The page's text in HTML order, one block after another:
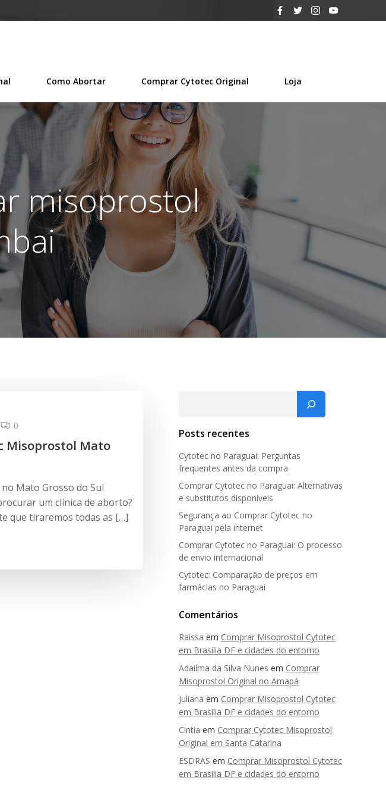
Como Abortar Comprar Cytotec Original Loja
misoprostol
0
Misoprostol Mato
Mato Grosso do Sul
um clinica de aborto?
que tiraremos todas as […]
Posts recentes
Cytotec no Paraguai: Perguntas
frequentes antes da compra
Comprar Cytotec no Paraguai: Alternativas
e substitutos disponíveis
Segurança ao Comprar Cytotec no
Paraguai pela internet
Comprar Cytotec no Paraguai: O processo
de envio internacional
Cytotec: Comparação de preços em
farmácias no Paraguai
Comentários
Raissa em Comprar Misoprostol Cytotec
em Brasilia DF e cidades do entorno
Adailma da Silva Nunes em Comprar
Misoprostol Original no Amapá
Juliana em Comprar Misoprostol Cytotec
em Brasilia DF e cidades do entorno
Cintia em Comprar Cytotec Misoprostol
Original em Santa Catarina
ESDRAS em Comprar Misoprostol Cytotec
em Brasilia DF e cidades do entorno